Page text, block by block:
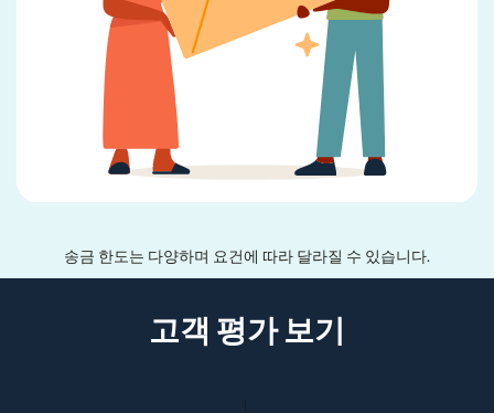
송금 한도는 다양하며 요건에 따라 달라질 수 있습니다.
고객 평가 보기